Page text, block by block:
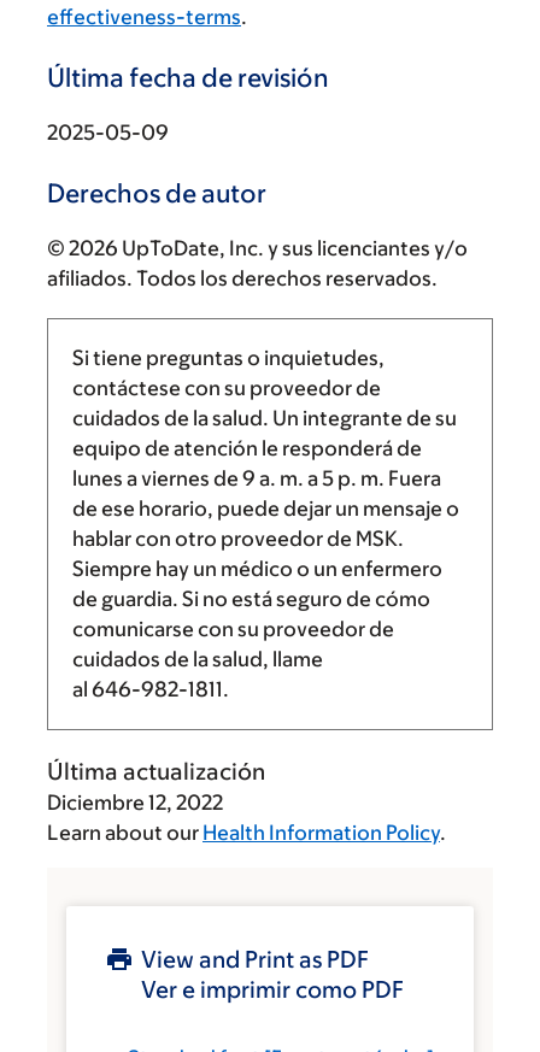
effectiveness-terms.
Última fecha de revisión
2025-05-09
Derechos de autor
© 2026 UpToDate, Inc. y sus licenciantes y/o
afiliados. Todos los derechos reservados.
Si tiene preguntas o inquietudes,
contáctese con su proveedor de
cuidados de la salud. Un integrante de su
equipo de atención le responderá de
lunes a viernes de 9 a. m. a5 p. m. Fuera
de ese horario, puede dejar un mensaje o
hablar con otro proveedor de MSK.
Siempre hay un médico o un enfermero
de guardia. Si no está seguro de cómo
comunicarse con su proveedor de
cuidados de la salud, llame
al 646-982-1811.
Última actualización
Diciembre 12, 2022
Learn about our Health Information Policy.
View and Print as PDF
Ver e imprimir como PDF